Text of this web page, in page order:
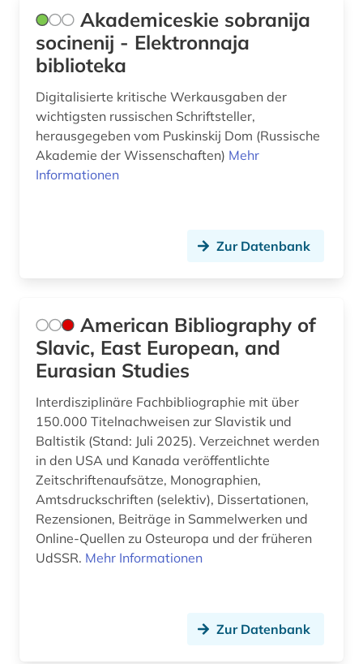
genealogie (1)
gercen (1)
germanistik (2)
geschichte (30)
geschichte (anfänge bis 1917) (1)
geschichte 1790-1920 (1)
geschichte 1801-1878 (1)
geschichte 1918 - 1989 (1)
geschichte 1945 (1)
geschichte 1945- (1)
geschichte 2000- (1)
gesellschaft (1)
gogol (1)
goncarov (1)
Akademiceskie sobranija
socinenij - Elektronnaja
biblioteka
Digitalisierte kritische Werkausgaben der
wichtigsten russischen Schriftsteller,
herausgegeben vom Puskinskij Dom (Russische
Akademie der Wissenschaften) Mehr
Informationen
Zur Datenbank
American Bibliography of
Slavic, East European, and
Eurasian Studies
Interdisziplinäre Fachbibliographie mit über
150.000 Titelnachweisen zur Slavistik und
Baltistik (Stand: Juli 2025). Verzeichnet werden
in den USA und Kanada veröffentlichte
Zeitschriftenaufsätze, Monographien,
Amtsdruckschriften (selektiv), Dissertationen,
Rezensionen, Beiträge in Sammelwerken und
Online-Quellen zu Osteuropa und der früheren
UdSSR. Mehr Informationen
Zur Datenbank